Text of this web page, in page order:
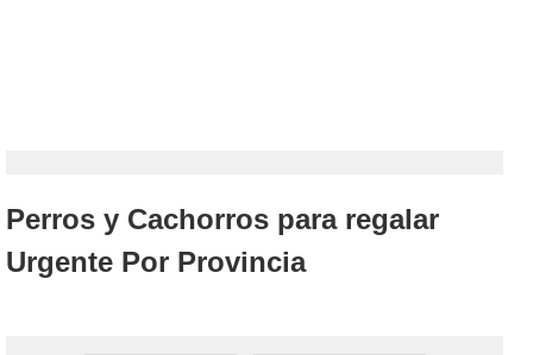
Perros y Cachorros para regalar
Urgente Por Provincia